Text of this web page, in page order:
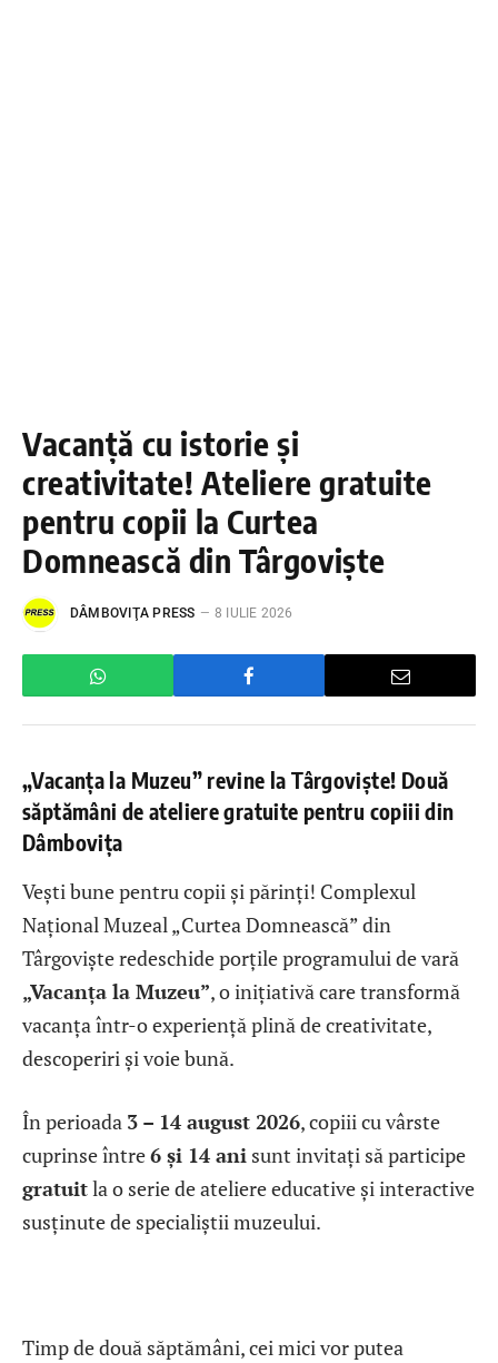
Vacanță cu istorie și
creativitate! Ateliere gratuite
pentru copii la Curtea
Domnească din Târgoviște
DÂMBOVIŢA PRESS 8 IULIE 2026
„Vacanța la Muzeu” revine la Târgoviște! Două
săptămâni de ateliere gratuite pentru copiii din
Dâmbovița
Vești bune pentru copii și părinți! Complexul
Național Muzeal „Curtea Domnească” din
Târgoviște redeschide porțile programului de vară
„Vacanța la Muzeu”, o inițiativă care transformă
vacanța într-o experiență plină de creativitate,
descoperiri și voie bună.
În perioada 3 – 14 august 2026, copiii cu vârste
cuprinse între6 și 14 ani sunt invitați să participe
gratuitla o serie de ateliere educative și interactive
susținute de specialiștii muzeului.
Timp de două săptămâni, cei mici vor putea